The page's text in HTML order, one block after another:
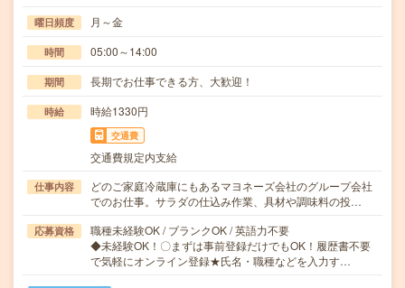
曜日頻度 月～金
時間 05:00～14:00
期間 長期でお仕事できる方、大歓迎！
時給 時給1330円
交通費
交通費規定内支給
仕事内容
どのご家庭冷蔵庫にもあるマヨネーズ会社のグループ会社
でのお仕事。サラダの仕込み作業、具材や調味料の投…
応募資格
職種未経験OK / ブランクOK / 英語力不要
◆未経験OK！〇まずは事前登録だけでもOK！履歴書不要
で気軽にオンライン登録★氏名・職種などを入力す…